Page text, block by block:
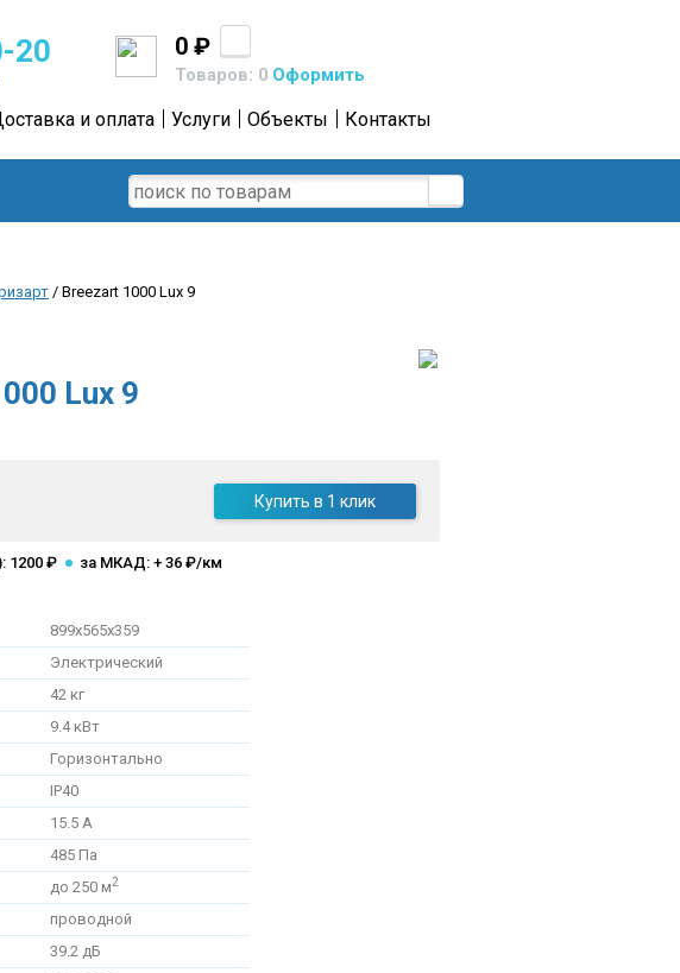
20 0 ₽
Товаров: 0 Оформить
и оплата Услуги Объекты Контакты
/ Breezart 1000 Lux 9
Lux 9
Купить в 1 клик
1200 ₽
за МКАД: + 36 ₽/км
899x565x359
Электрический
42 кг
9.4 кВт
Горизонтально
IP40
15.5 А
485 Па
до 250 м2
проводной
39.2 дБ